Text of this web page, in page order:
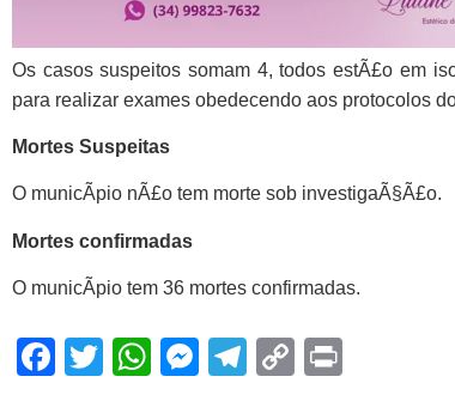
Os casos suspeitos somam 4, todos estÃ£o em
para realizar exames obedecendo aos protocolos
Mortes Suspeitas
O municÃ­pio nÃ£o tem morte sob investigaÃ§Ã£o.
Mortes confirmadas
O municÃ­pio tem 36 mortes confirmadas.
Facebook
Twitter
WhatsApp
Messenger
Telegram
Copy